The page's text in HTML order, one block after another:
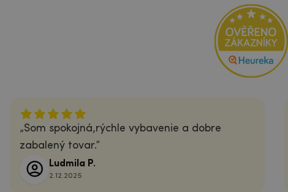
Som spokojná,rýchle vybavenie a dobre
zabalený tovar.
Ludmila P.
2.12.2025